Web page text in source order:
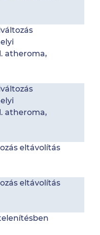
atheroma,
atheroma,
eltávolítás
eltávolítás